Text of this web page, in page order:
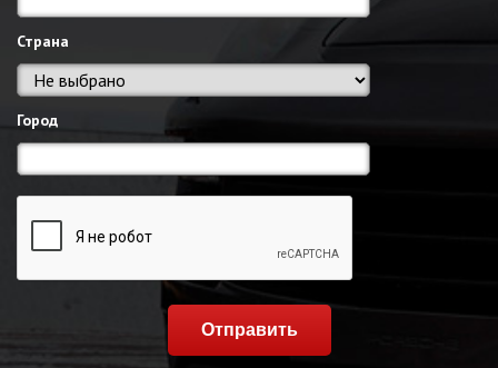
Страна
Город
Отправить